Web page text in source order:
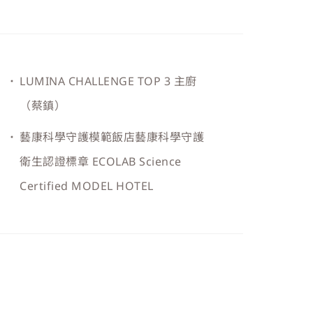
LUMINA CHALLENGE TOP 3 主廚
（蔡鎮）
藝康科學守護模範飯店藝康科學守護
衛生認證標章 ECOLAB Science
Certified MODEL HOTEL